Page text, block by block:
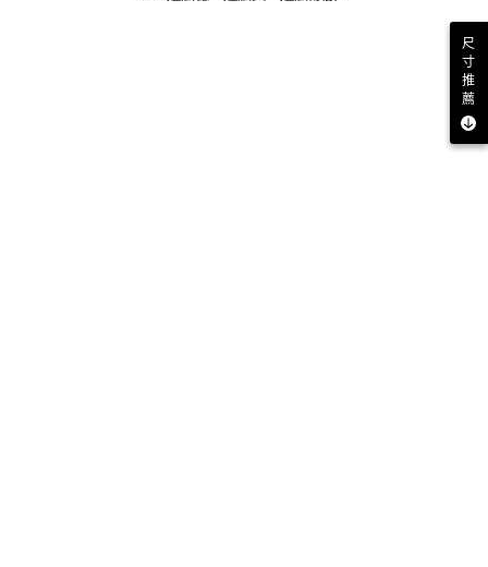
尺
寸
推
薦